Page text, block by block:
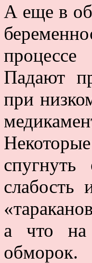
А еще в
Падают
при
слабость
а что на
обморок.